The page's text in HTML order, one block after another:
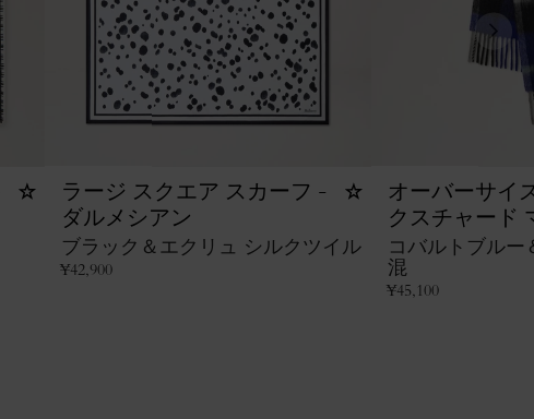
ラージ スクエア スカーフ -
ダルメシアン
ブラック＆エクリュ シルクツイル
¥42,900
オーバーサイ
クスチャード
コバルトブルー
混
¥45,100